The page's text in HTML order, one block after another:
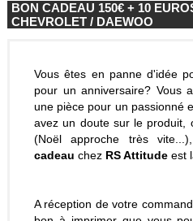
BON CADEAU 150€ + 10
CHEVROLET / DAEWOO
Vous êtes en panne d'idée
pour un anniversaire? Vous
une pièce pour un passionné
avez un doute sur le produit,
(Noël approche très
cadeau chez RS Attitudeest
A réception de votre